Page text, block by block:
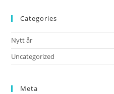
Categories
Nytt år
Uncategorized
Meta